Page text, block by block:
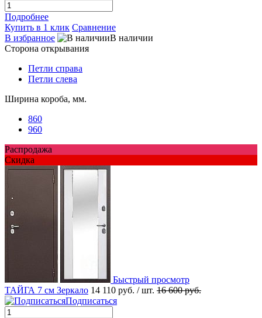
Подробнее
Купить в 1 клик Сравнение
В избранное
В наличии
Сторона открывания
Петли справа
Петли слева
Ширина короба, мм.
860
960
Распродажа
Скидка
Быстрый просмотр
ТАЙГА 7 см Зеркало 14 110 руб. / шт. 16 600 руб.
Подписаться